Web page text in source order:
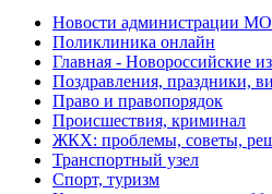
Новости администрации МО
Поликлиника онлайн
Главная - Новороссийские
Поздравления, праздники,
Право и правопорядок
Происшествия, криминал
ЖКХ: проблемы, советы,
Транспортный узел
Спорт, туризм